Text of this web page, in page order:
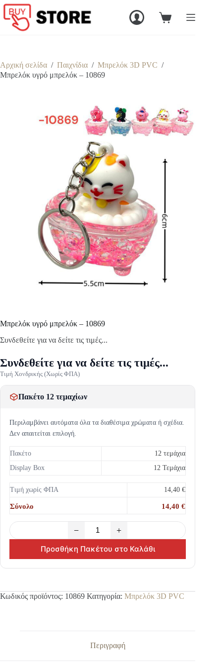
Μετάβαση
στο
περιεχόμενο
Καλάθι
Αρχική σελίδα / Παιχνίδια / Μπρελόκ 3D PVC /
Mπρελόκ υγρό μπρελόκ – 10869
Mπρελόκ υγρό μπρελόκ – 10869
Συνδεθείτε για να δείτε τις τιμές...
Συνδεθείτε για να δείτε τις τιμές...
Τιμή Χονδρικής (Χωρίς ΦΠΑ)
Πακέτο 12 τεμαχίων
Περιλαμβάνει αυτόματα όλα τα διαθέσιμα χρώματα ή σχέδια.
Δεν απαιτείται επιλογή.
Πακέτο
12 τεμάχια
Display Box
12 Τεμάχια
Τιμή χωρίς ΦΠΑ 14,40 €
Σύνολο 14,40 €
− +
Προσθήκη Πακέτου στο Καλάθι
Κωδικός προϊόντος: 10869 Κατηγορία: Μπρελόκ 3D PVC
Περιγραφή